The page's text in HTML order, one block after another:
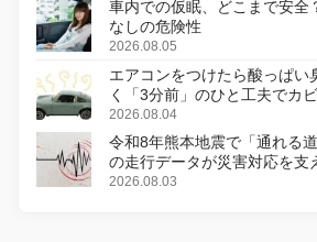
車内での仮眠、どこまで安全
なしの危険性
2026.08.05
エアコンをつけたら酸っぱ
く「3分前」のひと工夫でカ
2026.08.04
令和8年熊本地震で「通れる
の走行データが災害対応を支
2026.08.03